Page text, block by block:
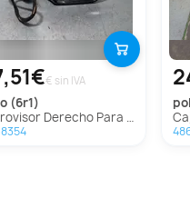
€ sin IVA
(6r1)
Derecho Para Volkswagen Polo